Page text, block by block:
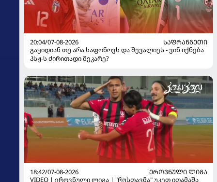
20:04/07-08-2026
ᲡᲐᲤᲠᲐᲜᲒᲔᲗᲘ
გაყიდიან თუ არა საფონოვს და შევალიეს - ვინ იქნება
პსჟ-ს ძირითადი მეკარე?
18:42/07-08-2026
ᲔᲠᲝᲕᲜᲣᲚᲘ ᲚᲘᲒᲐ
VIDEO | ეროვნული ლიგა | "რუსთავმა" უკეთ ითამაშა